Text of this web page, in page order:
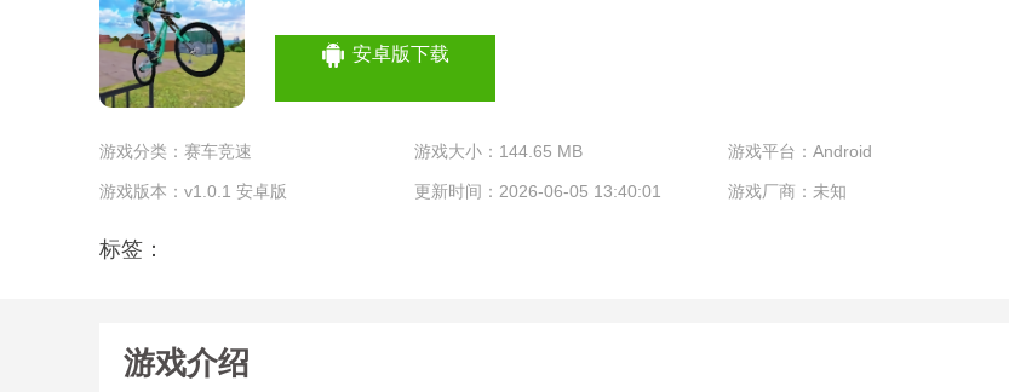
安卓版下载
游戏分类： 赛车竞速 游戏大小：144.65 MB 游戏平台：Android
游戏版本：v1.0.1 安卓版 更新时间：2026-06-05 13:40:01 游戏厂商：未知
标签：
游戏介绍